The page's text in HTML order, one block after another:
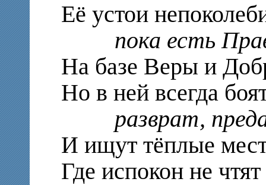
Её устои
пока есть
На базе Веры и
Но в ней всегда
разврат,
И ищут тёплые
Где испокон не